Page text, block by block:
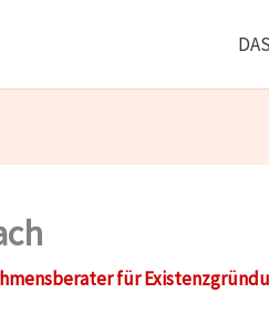
für